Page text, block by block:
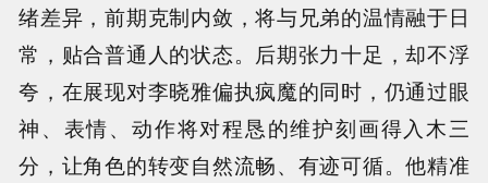
绪差异，前期克制内敛，将与兄弟的温情融于日
常，贴合普通人的状态。后期张力十足，却不浮
夸，在展现对李晓雅偏执疯魔的同时，仍通过眼
神、表情、动作将对程恳的维护刻画得入木三
分，让角色的转变自然流畅、有迹可循。他精准